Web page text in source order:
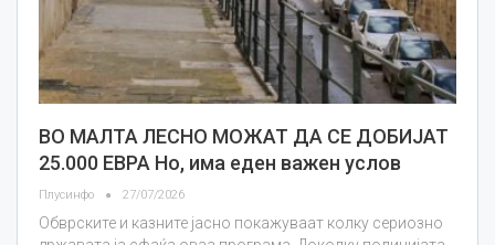
ВО МАЛТА ЛЕСНО МОЖАТ ДА СЕ ДОБИЈАТ
25.000 ЕВРА Но, има еден важен услов
Плусинфо 27/07/2026
Обврските и казните јасно покажуваат колку сериозно